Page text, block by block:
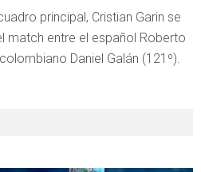
principal, Cristian Garin se
match entre el español Roberto
Daniel Galán (121º).